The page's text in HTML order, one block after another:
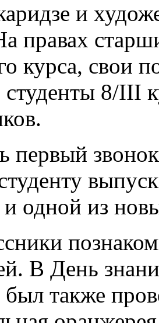
и
правах
курса, свои
студенты 8/
первый
одной из
В День
также